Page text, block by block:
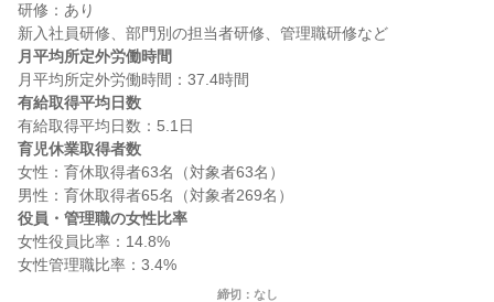
研修：あり
月平均所定外労働時間
有給取得平均日数
育児休業取得者数
女性：育休取得者63名（対象者63名）
役員・管理職の女性比率
女性役員比率：14.8%
締切：なし